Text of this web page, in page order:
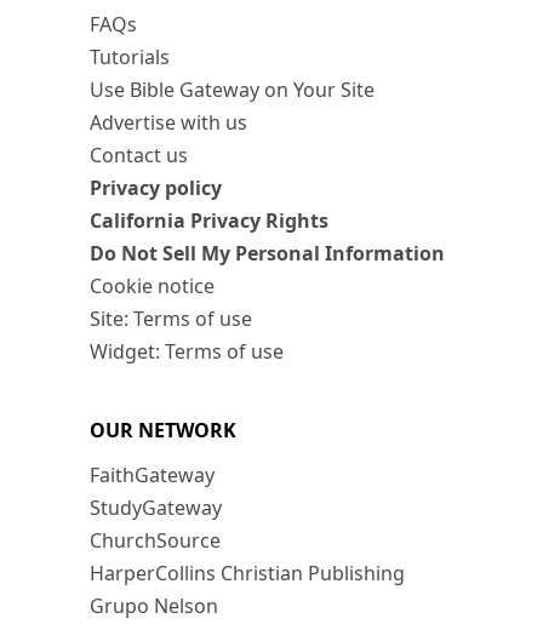
FAQs
Tutorials
Use Bible Gateway on Your Site
Advertise with us
Contact us
Privacy policy
California Privacy Rights
Do Not Sell My Personal Information
Cookie notice
Site: Terms of use
Widget: Terms of use
OUR NETWORK
FaithGateway
StudyGateway
ChurchSource
HarperCollins Christian Publishing
Grupo Nelson